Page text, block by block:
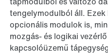
tengelymodulból áll.
opcionális modulok is,
mozgás- és logikai
kapcsolóüzemű